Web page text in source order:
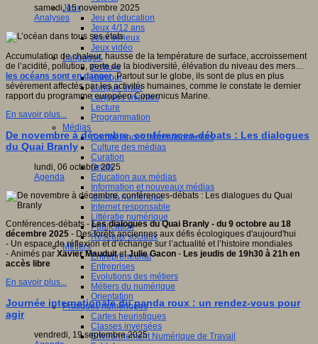
Jeux
Jeu et éducation
Jeux 4/12 ans
Jeux sérieux
Jeux vidéo
Langages
Ecriture
Humour
Langue orale
Langues vivantes
Lecture
Programmation
Médias
Compétences informationnelles
Culture des médias
Curation
Droits
Education aux médias
Information et nouveaux médias
Identité numérique
Internet responsable
Littératie numérique
Publication
Réseaux sociaux
Métiers
Entrepreneuriat
Entreprises
Evolutions des métiers
Métiers du numérique
Orientation
Pratiques numériques
Cartes heuristiques
Classes inversées
Environnement Numérique de Travail
samedi, 15 novembre 2025
Analyses
Accumulation de chaleur, hausse de la température de surface, accroissement
de l’acidité, pollution, perte de la biodiversité, élévation du niveau des mers…
les océans sont en danger. Partout sur le globe, ils sont de plus en plus
sévèrement affectés par les activités humaines, comme le constate le dernier
rapport du programme européen Copernicus Marine.
En savoir plus...
De novembre à décembre, conférences-débats : Les dialogues
du Quai Branly
lundi, 06 octobre 2025
Agenda
Conférences-débats -Les dialogues du Quai Branly - du 9 octobre au 18
décembre 2025 - Des forêts anciennes aux défis écologiques d'aujourd'hui
- Un espace de réflexion et d’échange sur l’actualité et l’histoire mondiales
- Animés par Xavier MauduitetJulie Gacon - Les jeudis de 19h30 à 21h en
accès libre
En savoir plus...
Journée internationale du panda roux : un rendez-vous pour
agir
vendredi, 19 septembre 2025